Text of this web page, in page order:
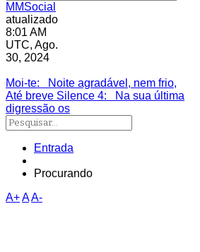
MMSocial
atualizado
8:01 AM
UTC, Ago.
30, 2024
Moi-te: Noite agradável, nem frio,
Até breve Silence 4: Na sua última
digressão os
Entrada
Procurando
A+AA-